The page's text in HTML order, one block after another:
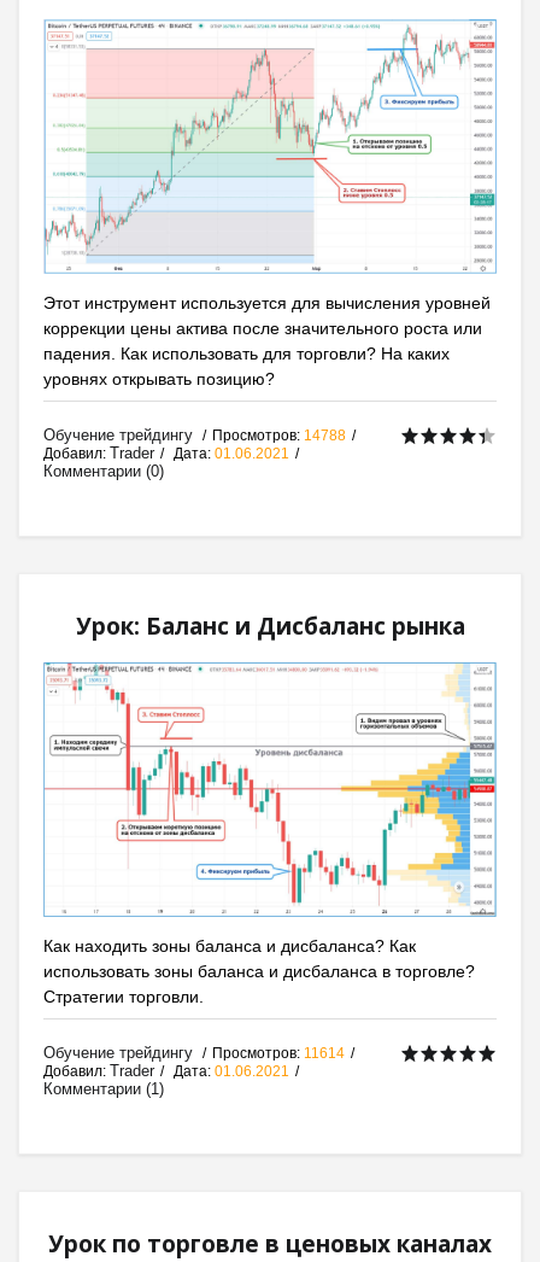
Этот инструмент используется для вычисления уровней
коррекции цены актива после значительного роста или
падения. Как использовать для торговли? На каких
уровнях открывать позицию?
Обучение трейдингу Просмотров: 14788
Добавил: Trader Дата: 01.06.2021
Комментарии (0)
Урок: Баланс и Дисбаланс рынка
Как находить зоны баланса и дисбаланса? Как
использовать зоны баланса и дисбаланса в торговле?
Стратегии торговли.
Обучение трейдингу Просмотров: 11614
Добавил: Trader Дата: 01.06.2021
Комментарии (1)
Урок по торговле в ценовых каналах